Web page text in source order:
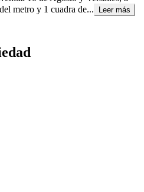
metro y 1 cuadra de...
Leer más